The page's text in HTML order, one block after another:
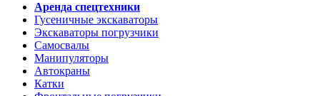
Аренда спецтехники
Гусеничные экскаваторы
Экскаваторы погрузчики
Самосвалы
Манипуляторы
Автокраны
Катки